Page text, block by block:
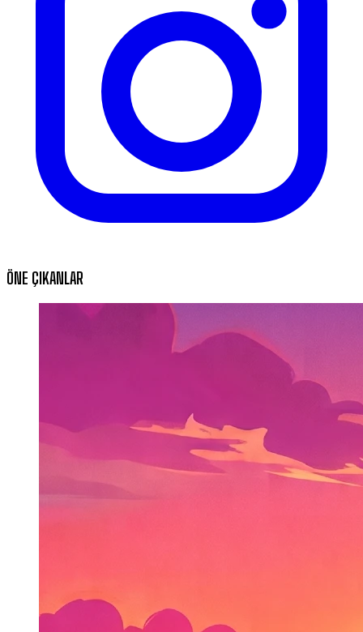
ÖNE ÇIKANLAR